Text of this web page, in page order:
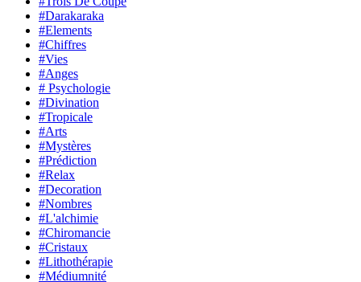
#Darakaraka
#Elements
#Chiffres
#Vies
#Anges
# Psychologie
#Divination
#Tropicale
#Arts
#Mystères
#Prédiction
#Relax
#Decoration
#Nombres
#L'alchimie
#Chiromancie
#Cristaux
#Lithothérapie
#Médiumnité